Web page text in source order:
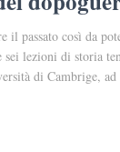
il passato così da
sei lezioni di storia
di Cambrige, ad